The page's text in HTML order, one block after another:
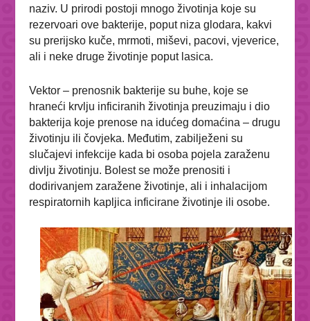
naziv. U prirodi postoji mnogo životinja koje su
rezervoari ove bakterije, poput niza glodara, kakvi
su prerijsko kuče, mrmoti, miševi, pacovi, vjeverice,
ali i neke druge životinje poput lasica.
Vektor – prenosnik bakterije su buhe, koje se
hraneći krvlju inficiranih životinja preuzimaju i dio
bakterija koje prenose na idućeg domaćina – drugu
životinju ili čovjeka. Međutim, zabilježeni su
slučajevi infekcije kada bi osoba pojela zaraženu
divlju životinju. Bolest se može prenositi i
dodirivanjem zaražene životinje, ali i inhalacijom
respiratornih kapljica inficirane životinje ili osobe.